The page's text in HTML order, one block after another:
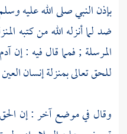
بإذن النبي صلى الله عليه
ضد لما أنزله الله من كتبه
المرسلة ; فمما قال فيه : إنآدم
للحق تعالى بمنزلة إنسان
وقال في موضع آخر : إن الحق